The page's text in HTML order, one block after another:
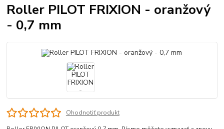
Roller PILOT FRIXION - oranžový
- 0,7 mm
Ohodnotiť produkt